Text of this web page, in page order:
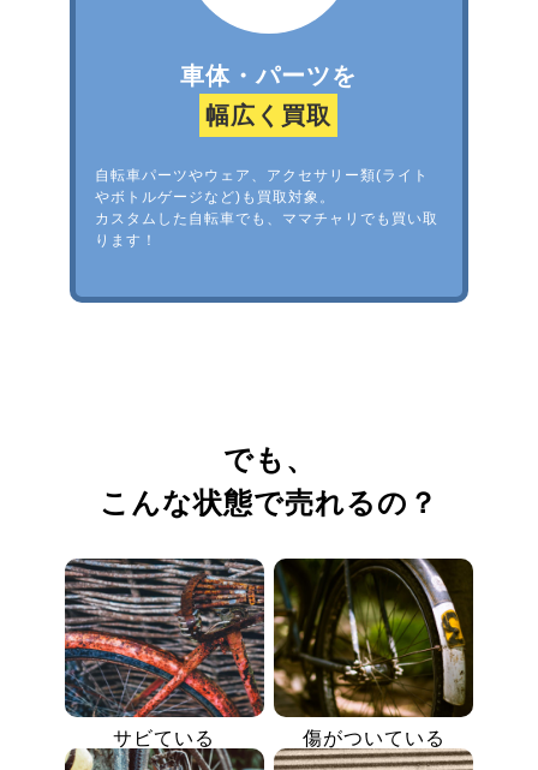
車体・パーツを
幅広く買取
自転車パーツやウェア、アクセサリー類(ライト
やボトルゲージなど)も買取対象。
カスタムした自転車でも、ママチャリでも買い取
ります！
でも、
こんな状態で売れるの？
サビている 傷がついている